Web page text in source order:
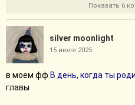
Показать 6
silver moonlight
15 июля 2025
в моем фф В день, когда ты
главы